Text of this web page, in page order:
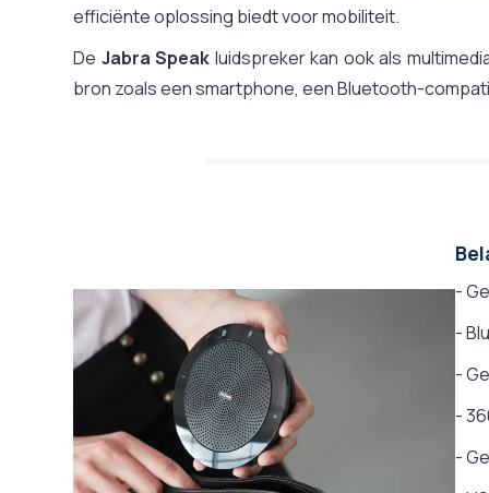
efficiënte oplossing biedt voor mobiliteit.
De Jabra Speak luidspreker kan ook als
bron zoals een smartphone, een Bluetooth-
-
-
-
-
-